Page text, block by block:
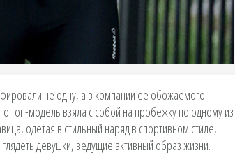
не одну, а в компании ее обожаемого
топ-модель взяла с собой на пробежку по одному из
одетая в стильный наряд в спортивном стиле,
девушки, ведущие активный образ жизни.